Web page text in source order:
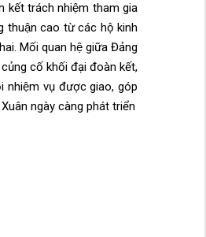
kết trách nhiệm tham gia
thuận cao từ các hộ kinh
Mối quan hệ giữa Đảng
cố khối đại đoàn kết,
nhiệm vụ được giao,góp
ngày càng phát triển